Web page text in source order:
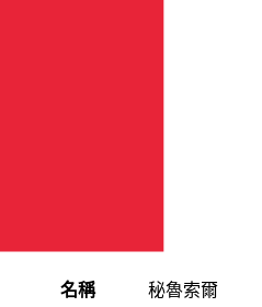
名稱
秘魯索爾